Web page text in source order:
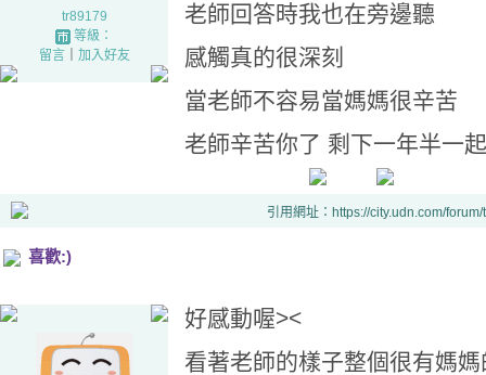
tr89179
等級：
留言｜ 加入好友
老師回答時我也在旁邊聽
感觸真的很深刻
當老師不容易當媽媽很辛苦
老師辛苦你了 剩下一年半一
引用網址：https://city.udn.com/
喜歡:)
好感動喔><
看著老師的樣子整個很有媽